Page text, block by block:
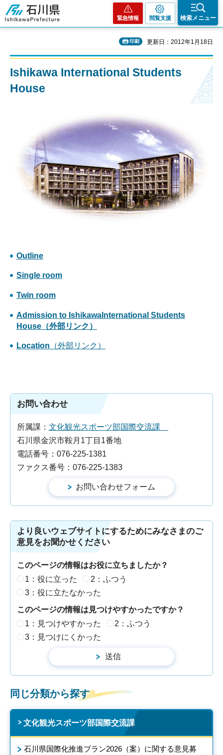
石川県
緊急情報 閲覧支援 検索メニュー
印刷 更新日：2012年1月18日
Ishikawa International Students
House
Outline
Single room
Twin room
Admission to IshikawaInternational Students
House（外部リンク）
Location （外部リンク）
お問い合わせ
所属課： 文化観光スポーツ部国際交流課
石川県金沢市鞍月1丁目1番地
電話番号：076-225-1381
ファクス番号：076-225-1383
より良いウェブサイトにするためにみなさまのご
意見をお聞かせください
このページの情報はお役に立ちましたか？
1：役に立った
2：ふつう
3：役に立たなかった
このページの情報は見つけやすかったですか？
1：見つけやすかった
2：ふつう
3：見つけにくかった
同じ分類から探す
文化観光スポーツ部国際交流課
石川県国際化推進プラン2026（案）に関する意見募